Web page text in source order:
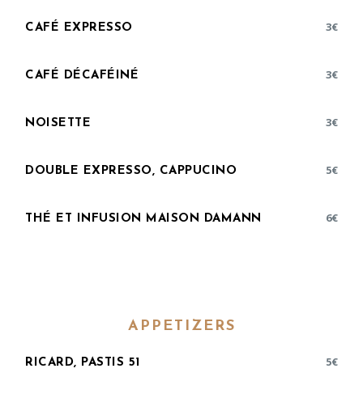
CAFÉ EXPRESSO 3€
CAFÉ DÉCAFÉINÉ 3€
NOISETTE 3€
DOUBLE EXPRESSO, CAPPUCINO 5€
THÉ ET INFUSION MAISON DAMANN 6€
APPETIZERS
RICARD, PASTIS 51 5€